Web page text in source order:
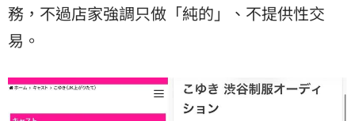
務，不過店家強調只做「純的」、不提供性交
易。